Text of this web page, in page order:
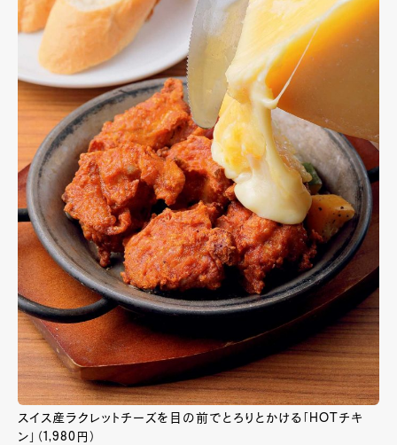
スイス産ラクレットチーズを目の前でとろりとかける「HOTチキ
ン」（1,980円）